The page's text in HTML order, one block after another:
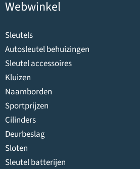
Webwinkel
Sleutels
Autosleutel behuizingen
Sleutel accessoires
Kluizen
Naamborden
Sportprijzen
Cilinders
Deurbeslag
Sloten
Sleutel batterijen